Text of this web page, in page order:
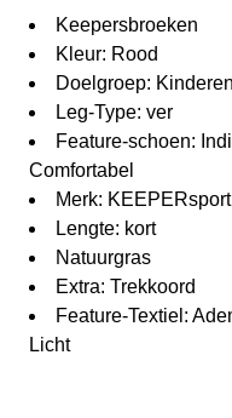
Keepersbroeken
Kleur: Rood
Doelgroep: Kinderen
Leg-Type: ver
Feature-schoen:
Comfortabel
Merk: KEEPERsport
Lengte: kort
Natuurgras
Extra: Trekkoord
Feature-Textiel:
Licht